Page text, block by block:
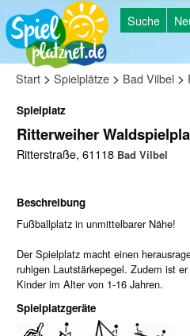
Suche
Start > Spielplätze > Bad Vilbel >
Spielplatz
Ritterweiher
Ritterstraße, 61118 Bad Vilbel
Beschreibung
Fußballplatz in unmittelbarer Nähe!
Der Spielplatz macht einen
ruhigen Lautstärkepegel. Zudem ist
Kinder im Alter von 1-16 Jahren.
Spielplatzgeräte